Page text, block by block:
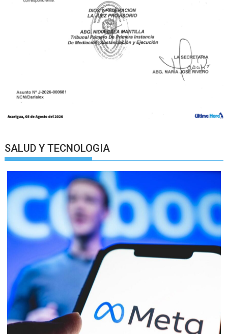
SALUD Y TECNOLOGIA